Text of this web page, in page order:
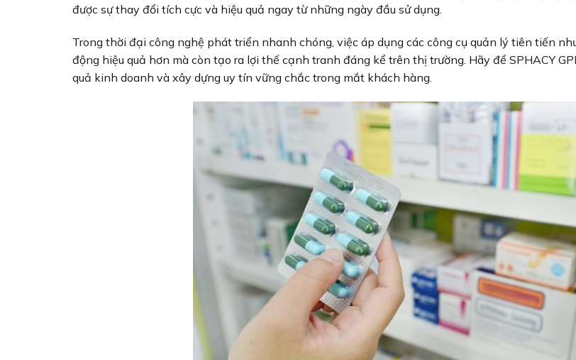
được sự thay đổi tích cực và hiệu quả ngay từ những ngày đầu sử dụng.
Trong thời đại công nghệ phát triển nhanh chóng, việc áp dụng các công cụ quản lý tiên tiến
động hiệu quả hơn mà còn tạo ra lợi thế cạnh tranh đáng kể trên thị trường. Hãy để SPHACY
quả kinh doanh và xây dựng uy tín vững chắc trong mắt khách hàng.